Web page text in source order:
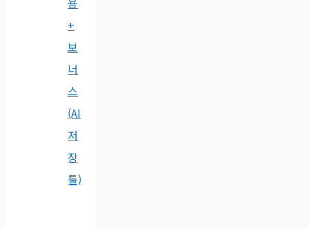
+
보
너
스
(AI
저
장
툴)